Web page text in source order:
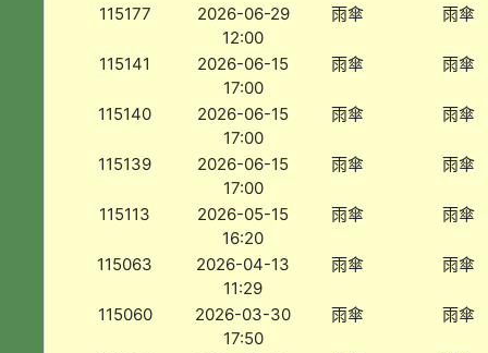
115177
2026-06-29
12:00
雨傘 雨傘
115141
2026-06-15
17:00
雨傘 雨傘
115140
2026-06-15
17:00
雨傘 雨傘
115139
2026-06-15
17:00
雨傘 雨傘
115113
2026-05-15
16:20
雨傘 雨傘
115063
2026-04-13
11:29
雨傘 雨傘
115060
2026-03-30
17:50
雨傘 雨傘